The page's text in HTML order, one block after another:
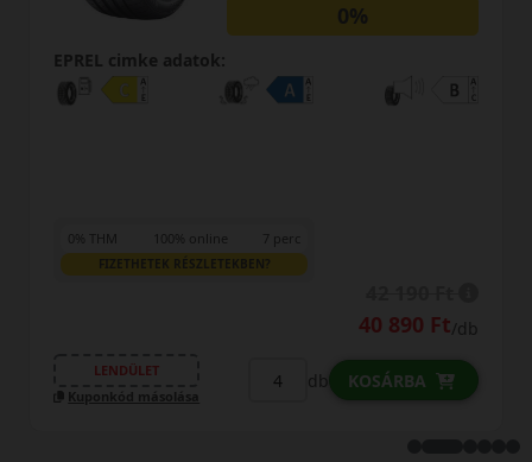
0%
EPREL cimke adatok:
0% THM 100% online 7 perc
FIZETHETEK RÉSZLETEKBEN?
40 890 Ft/db
LENDÜLET
Kuponkód másolása
db KOSÁRBA